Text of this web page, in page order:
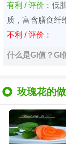
有利 / 评价： 低
质，富含膳食纤
不利 / 评价：
什么是GI值？GI
玫瑰花的